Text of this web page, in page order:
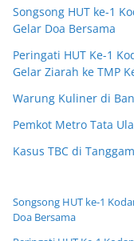
Songsong HUT ke-1
Gelar Doa Bersama
Peringati HUT Ke-1
Gelar Ziarah ke TMP
Warung Kuliner di
Pemkot Metro Tata
Kasus TBC di
Songsong HUT ke-1
Doa Bersama